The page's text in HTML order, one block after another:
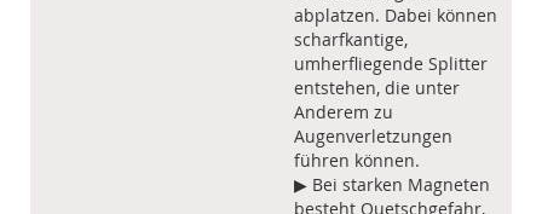
abplatzen. Dabei können
scharfkantige,
umherfliegende Splitter
entstehen, die unter
Anderem zu
Augenverletzungen
führen können.
▶ Bei starken Magneten
besteht Quetschgefahr,